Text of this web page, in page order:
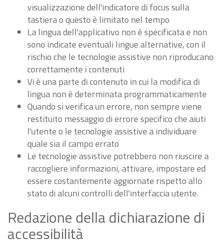
visualizzazione dell'indicatore di focus sulla
tastiera o questo è limitato nel tempo
La lingua dell'applicativo non è specificata e non
sono indicate eventuali lingue alternative, con il
rischio che le tecnologie assistive non riproducano
correttamente i contenuti
Vi è una parte di contenuto in cui la modifica di
lingua non è determinata programmaticamente
Quando si verifica un errore, non sempre viene
restituito messaggio di errore specifico che aiuti
l'utente o le tecnologie assistive a individuare
quale sia il campo errato
Le tecnologie assistive potrebbero non riuscire a
raccogliere informazioni, attivare, impostare ed
essere costantemente aggiornate rispetto allo
stato di alcuni controlli dell'interfaccia utente.
Redazione della dichiarazione di
accessibilità